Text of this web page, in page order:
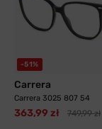
-51%
Carrera
Carrera 3025 807 54
363,99 zł 749,99 zł